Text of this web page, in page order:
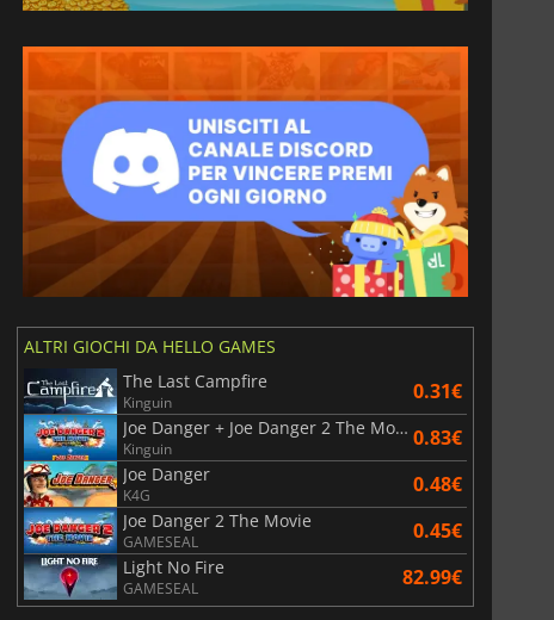
ALTRI GIOCHI DA HELLO GAMES
The Last Campfire
Kinguin 0.31€
Joe Danger + Joe Danger 2 The Movie
Kinguin 0.83€
Joe Danger
K4G 0.48€
Joe Danger 2 The Movie
GAMESEAL 0.45€
Light No Fire
GAMESEAL 82.99€